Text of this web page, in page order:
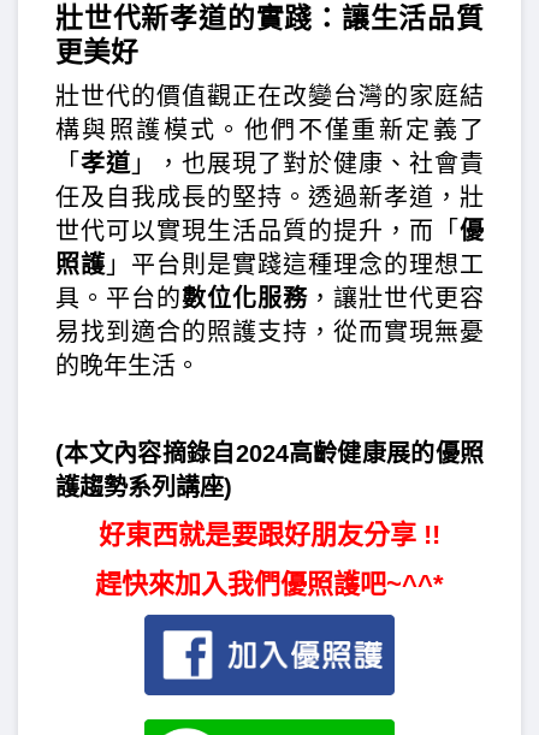
壯世代新孝道的實踐：讓生活品質
更美好
壯世代的價值觀正在改變台灣的家庭結
構與照護模式。他們不僅重新定義了
「 孝道 」，也展現了對於健康、社會責
任及自我成長的堅持。透過新孝道，壯
世代可以實現生活品質的提升，而「 優
照護 」平台則是實踐這種理念的理想工
具。平台的數位化服務 ，讓壯世代更容
易找到適合的照護支持，從而實現無憂
的晚年生活。
(本文內容摘錄自2024高齡健康展的優照
護趨勢系列講座)
好東西就是要跟好朋友分享 !!
趕快來加入我們優照護吧~^^*